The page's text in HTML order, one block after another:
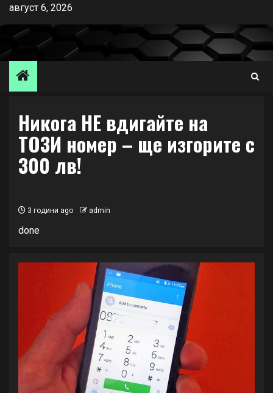
Skip
content
август 6, 2026
Никога НЕ вдигайте на
ТОЗИ номер – ще изгорите с
300 лв!
3 години ago admin
done